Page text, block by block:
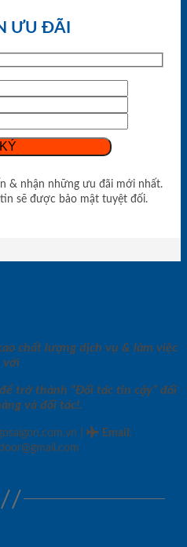
ƯU ĐÃI
& nhận những ưu đãi mới nhất.
sẽ được bảo mật tuyệt đối.
chất lượng dịch vụ & làm việc
với
để trở thành “Đối tác tin cậy” đối
và đối tác!.
Email :